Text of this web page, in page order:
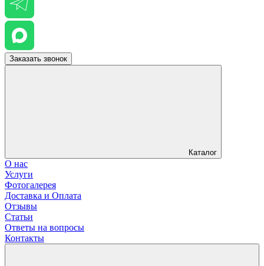
Заказать звонок
Каталог
О нас
Услуги
Фотогалерея
Доставка и Оплата
Отзывы
Статьи
Ответы на вопросы
Контакты